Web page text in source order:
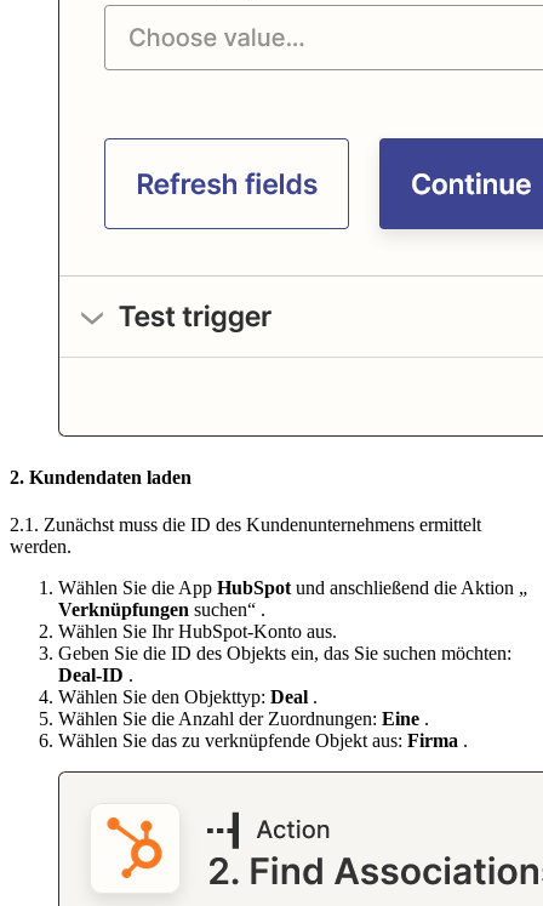
2. Kundendaten laden
2.1. Zunächst muss die ID des Kundenunternehmens ermittelt
werden.
Wählen Sie die App HubSpot und anschließend die Aktion „
Verknüpfungen suchen“ .
Wählen Sie Ihr HubSpot-Konto aus.
Geben Sie die ID des Objekts ein, das Sie suchen möchten:
Deal-ID .
Wählen Sie den Objekttyp: Deal .
Wählen Sie die Anzahl der Zuordnungen: Eine .
Wählen Sie das zu verknüpfende Objekt aus: Firma .